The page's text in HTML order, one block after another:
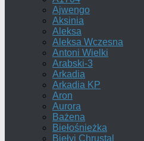
Ajwengo
Aksinia
Aleksa
Aleksa Wczesna
Antoni Wielki
Arabski-3
Arkadia
Arkadia KP
Aron
Aurora
Bażena
Biełośnieżka
Biełyj Chrustal